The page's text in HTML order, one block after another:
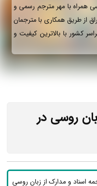
همراه با مهر مترجم رسمی و
از طریق همکاری با مترجمان
کشور با بالاترین کیفیت و
روسی در
اسناد و مدارک از زبان روسی